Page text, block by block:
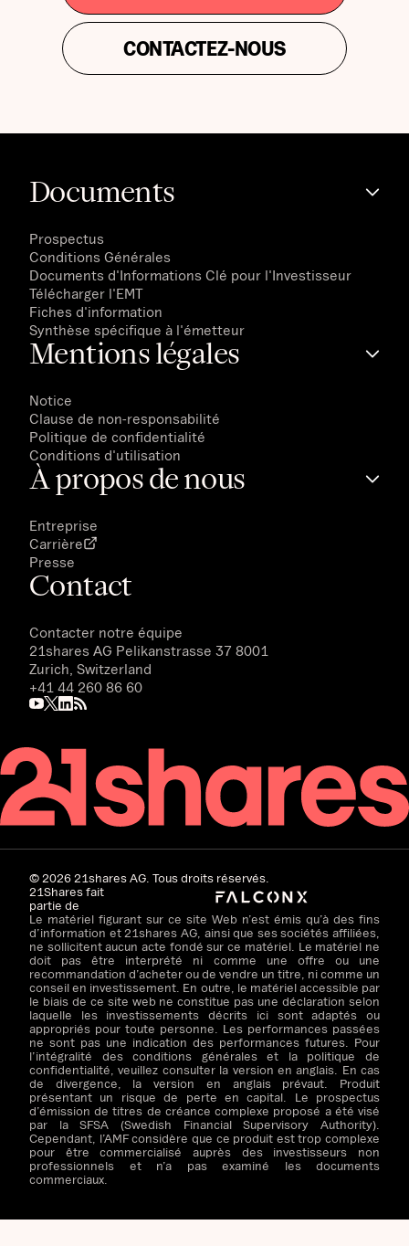
CONTACTEZ-NOUS
Documents
Prospectus
Conditions Générales
Documents d'Informations Clé pour l'Investisseur
Télécharger l'EMT
Fiches d'information
Synthèse spécifique à l'émetteur
Mentions légales
Notice
Clause de non-responsabilité
Politique de confidentialité
Conditions d'utilisation
À propos de nous
Entreprise
Carrière
Presse
Contact
Contacter notre équipe
21shares AG Pelikanstrasse 37 8001
Zurich, Switzerland
+41 44 260 86 60
©202621shares AG. Tous droits réservés.
21Shares fait
partie de
Le matériel figurant sur ce site Web n’est émis qu’à des fins
d’information et 21shares AG, ainsi que ses sociétés affiliées,
ne sollicitent aucun acte fondé sur ce matériel. Le matériel ne
doit pas être interprété ni comme une offre ou une
recommandation d’acheter ou de vendre un titre, ni comme un
conseil en investissement. En outre, le matériel accessible par
le biais de ce site web ne constitue pas une déclaration selon
laquelle les investissements décrits ici sont adaptés ou
appropriés pour toute personne. Les performances passées
ne sont pas une indication des performances futures. Pour
l’intégralité des conditions générales et la politique de
confidentialité, veuillez consulter la version en anglais. En cas
de divergence, la version en anglais prévaut. Produit
présentant un risque de perte en capital. Le prospectus
d’émission de titres de créance complexe proposé a été visé
par la SFSA (Swedish Financial Supervisory Authority).
Cependant, l’AMF considère que ce produit est trop complexe
pour être commercialisé auprès des investisseurs non
professionnels et n’a pas examiné les documents
commerciaux.